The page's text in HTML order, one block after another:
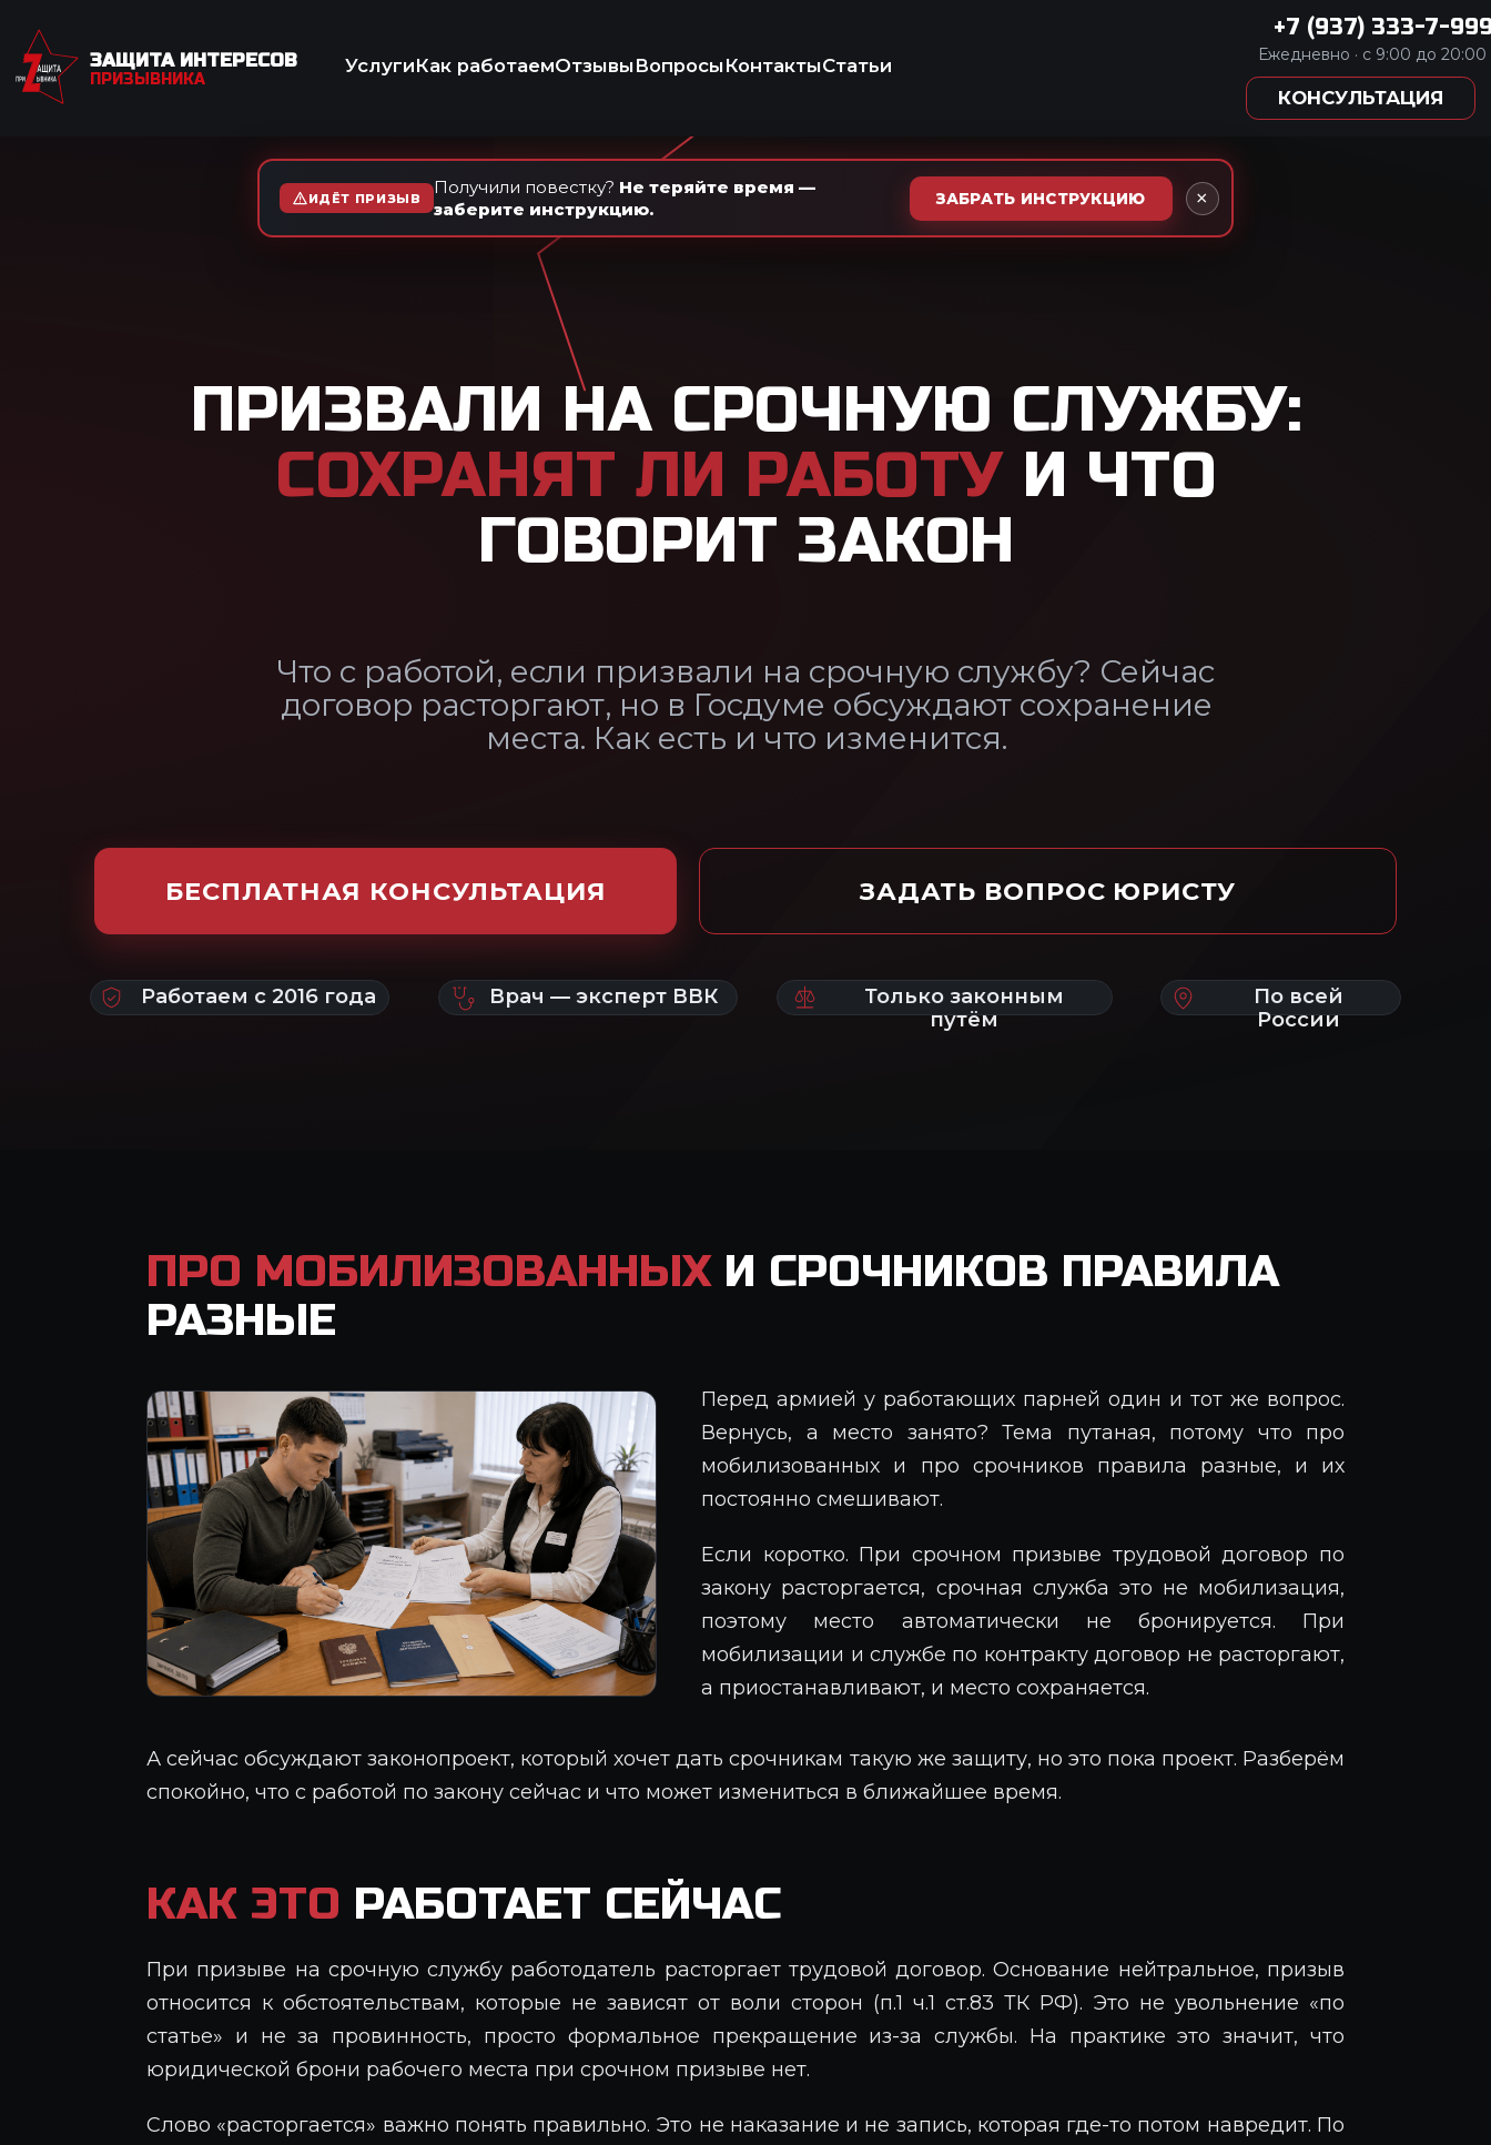
ПРИЗЫВНИКА
ИДЁТ ПРИЗЫВ
Получили повестку? Не теряйте время —
заберите инструкцию.
ЗАБРАТЬ ИНСТРУКЦИЮ ×
КОМПАНИЯ
Врач — эксперт ВВК
Только законным
путём
По всей
России
Что с работой, если призвали на срочную службу? Сейчас
договор расторгают, но в Госдуме обсуждают сохранение
места. Как есть и что изменится.
ПРИЗВАЛИ НА СРОЧНУЮ СЛУЖБУ:
СОХРАНЯТ ЛИ РАБОТУ
ГОВОРИТ ЗАКОН
ПРО МОБИЛИЗОВАННЫХИ СРОЧНИКОВ ПРАВИЛА
РАЗНЫЕ
Перед армией у работающих парней один и тот же вопрос.
Вернусь, а место занято? Тема путаная, потому что про
мобилизованных и про срочников правила разные, и их
постоянно смешивают.
Если коротко. При срочном призыве трудовой договор по
закону расторгается, срочная служба это не мобилизация,
поэтому место автоматически не бронируется. При
мобилизации и службе по контракту договор не расторгают,
а приостанавливают, и место сохраняется.
А сейчас обсуждают законопроект, который хочет дать срочникам такую же защиту, но это пока проект. Разберём
спокойно, что с работой по закону сейчас и что может измениться в ближайшее время.
КАК ЭТО РАБОТАЕТ СЕЙЧАС
При призыве на срочную службу работодатель расторгает трудовой договор. Основание нейтральное, призыв
относится к обстоятельствам, которые не зависят от воли сторон (п.1 ч.1 ст.83 ТК РФ). Это не увольнение «по
статье» и не за провинность, просто формальное прекращение из-за службы. На практике это значит, что
юридической брони рабочего места при срочном призыве нет.
Слово «расторгается» важно понять правильно. Это не наказание и не запись, которая где-то потом навредит. По